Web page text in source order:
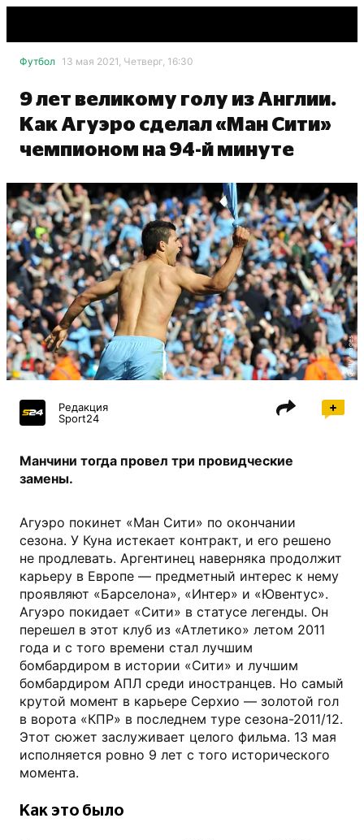
Футбол 13 мая 2021, Четверг, 16:30
9 лет великому голу из Англии.
Как Агуэро сделал «Ман Сити»
чемпионом на 94-й минуте
Getty Images
Редакция
Sport24
Манчини тогда провел три провидческие
замены.
Агуэро покинет «Ман Сити» по окончании
сезона. У Куна истекает контракт, и его решено
не продлевать. Аргентинец наверняка продолжит
карьеру в Европе — предметный интерес к нему
проявляют «Барселона», «Интер» и «Ювентус».
Агуэро покидает «Сити» в статусе легенды. Он
перешел в этот клуб из «Атлетико» летом 2011
года и с того времени стал лучшим
бомбардиром в истории «Сити» и лучшим
бомбардиром АПЛ среди иностранцев. Но самый
крутой момент в карьере Серхио — золотой гол
в ворота «КПР» в последнем туре сезона-2011/12.
Этот сюжет заслуживает целого фильма. 13 мая
исполняется ровно 9 лет с того исторического
момента.
Как это было